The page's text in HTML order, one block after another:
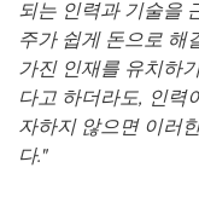
되는 인력과 기술을
주가 쉽게 돈으로 해
가진 인재를 유치하
다고 하더라도, 인력
자하지 않으면 이러
다."